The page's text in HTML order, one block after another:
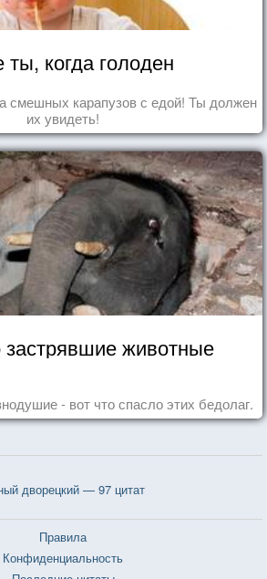
когда голоден
смешных карапузов с едой! Ты должен
их увидеть!
застрявшие животные
- вот что спасло этих бедолаг.
дворецкий — 97 цитат
Правила
Конфиденциальность